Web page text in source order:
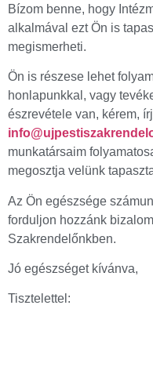
Bízom benne, hogy
alkalmával ezt Ön is
megismerheti.
Ön is részese lehet
honlapunkkal, vagy
észrevétele van, kérem,
munkatársaim
megosztja velünk
Az Ön egészsége
forduljon hozzánk
Szakrendelőnkben.
Jó egészséget kívánva,
Tisztelettel: